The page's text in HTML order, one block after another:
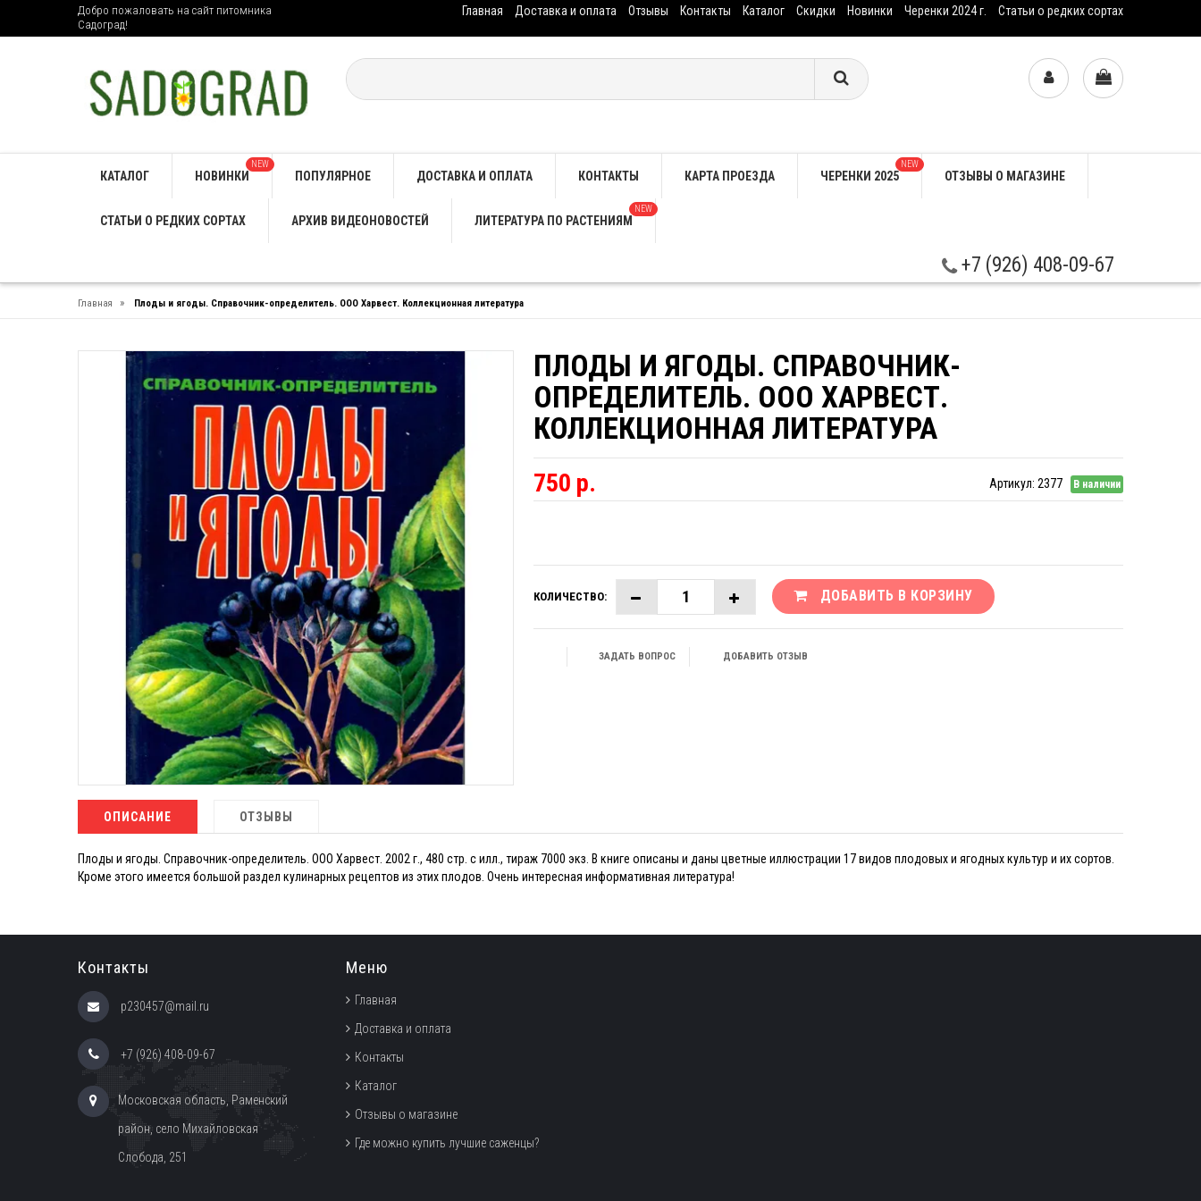
Добро пожаловать на сайт питомника
Садоград!
Главная Доставка и оплата Отзывы Контакты Каталог Скидки Новинки Черенки 2024 г. Статьи о редких сортах
КАТАЛОГ НОВИНКИ
NEW
ПОПУЛЯРНОЕ ДОСТАВКА И ОПЛАТА КОНТАКТЫ КАРТА ПРОЕЗДА ЧЕРЕНКИ 2025
NEW
ОТЗЫВЫ О МАГАЗИНЕ
СТАТЬИ О РЕДКИХ СОРТАХ АРХИВ ВИДЕОНОВОСТЕЙ ЛИТЕРАТУРА ПО РАСТЕНИЯМ
NEW
+7 (926) 408-09-67
Главная » Плоды и ягоды. Справочник-определитель. ООО Харвест. Коллекционная литература
ПЛОДЫ И ЯГОДЫ. СПРАВОЧНИК-
ОПРЕДЕЛИТЕЛЬ. ООО ХАРВЕСТ.
КОЛЛЕКЦИОННАЯ ЛИТЕРАТУРА
750 р. В наличии
Артикул: 2377
КОЛИЧЕСТВО: ДОБАВИТЬ В КОРЗИНУ
ЗАДАТЬ ВОПРОС ДОБАВИТЬ ОТЗЫВ
ОПИСАНИЕ ОТЗЫВЫ
Плоды и ягоды. Справочник-определитель. ООО Харвест. 2002 г., 480 стр. с илл., тираж 7000 экз. В книге описаны и даны цветные иллюстрации 17 видов плодовых и ягодных культур и их сортов.
Кроме этого имеется большой раздел кулинарных рецептов из этих плодов. Очень интересная информативная литература!
Контакты
p230457@mail.ru
+7 (926) 408-09-67
Московская область, Раменский
район, село Михайловская
Слобода, 251
Меню
Главная
Доставка и оплата
Контакты
Каталог
Отзывы о магазине
Где можно купить лучшие саженцы?